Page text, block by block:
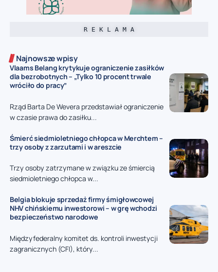
R E K L A M A
Najnowsze wpisy
Vlaams Belang krytykuje ograniczenie zasiłków
dla bezrobotnych – „Tylko 10 procent trwale
wróciło do pracy”
Rząd Barta De Wevera przedstawiał ograniczenie
w czasie prawa do zasiłku...
Śmierć siedmioletniego chłopca w Merchtem –
trzy osoby z zarzutami i w areszcie
Trzy osoby zatrzymane w związku ze śmiercią
siedmioletniego chłopca w...
Belgia blokuje sprzedaż firmy śmigłowcowej
NHV chińskiemu inwestorowi – w grę wchodzi
bezpieczeństwo narodowe
Międzyfederalny komitet ds. kontroli inwestycji
zagranicznych (CFI), który...